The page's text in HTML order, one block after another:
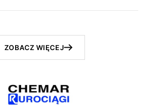
ZOBACZ WIĘCEJ